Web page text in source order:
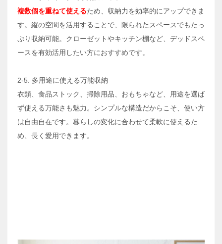
複数個を重ねて使えるため、収納力を効率的にアップできま
す。縦の空間を活用することで、限られたスペースでもたっ
ぷり収納可能。クローゼットやキッチン棚など、デッドスペ
ースを有効活用したい方におすすめです。
2-5. 多用途に使える万能収納
衣類、食品ストック、掃除用品、おもちゃなど、用途を選ば
ず使える万能さも魅力。シンプルな構造だからこそ、使い方
は自由自在です。暮らしの変化に合わせて柔軟に使えるた
め、長く愛用できます。